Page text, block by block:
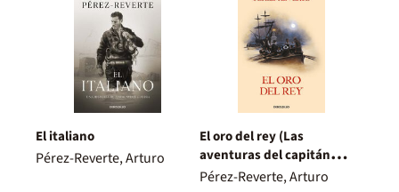
El italiano
Pérez-Reverte, Arturo
El oro del rey (Las
aventuras del capitán
Alatriste 4)
Pérez-Reverte, Arturo